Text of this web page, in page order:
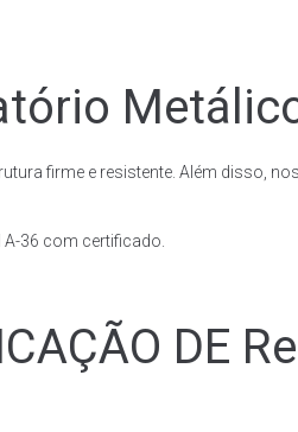
firme e resistente. Além disso,
36 com certificado.
DE